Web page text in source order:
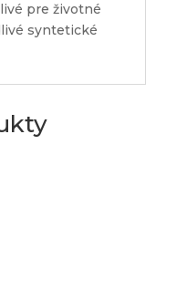
pre životné
syntetické